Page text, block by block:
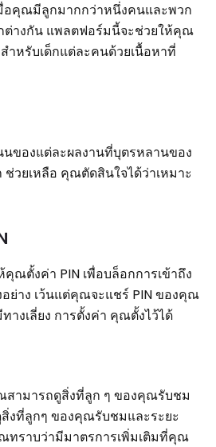
อคุณมีลูกมากกว่าหนึ่งคนและพวก
ต่างกัน แพลตฟอร์มนี้จะช่วยให้คุณ
ำหรับเด็กแต่ละคนด้วยเนื้อหาที่
ของแต่ละผลงานที่บุตรหลานของ
วยเหลือ คุณตัดสินใจได้ว่าเหมาะ
ณตั้งค่า PIN เพื่อบล็อกการเข้าถึง
ย่าง เว้นแต่คุณจะแชร์ PIN ของคุณ
างเลี่ยง การตั้งค่า คุณตั้งไว้ได้
สามารถดูสิ่งที่ลูก ๆ ของคุณรับชม
งที่ลูกๆ ของคุณรับชมและระยะ
ทราบว่ามีมาตรการเพิ่มเติมที่คุณ